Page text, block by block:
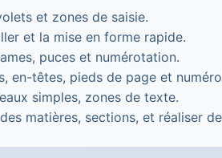
et zones de saisie.
et la mise en forme rapide.
puces et numérotation.
en-têtes, pieds de page et
simples, zones de texte.
matières, sections, et réaliser